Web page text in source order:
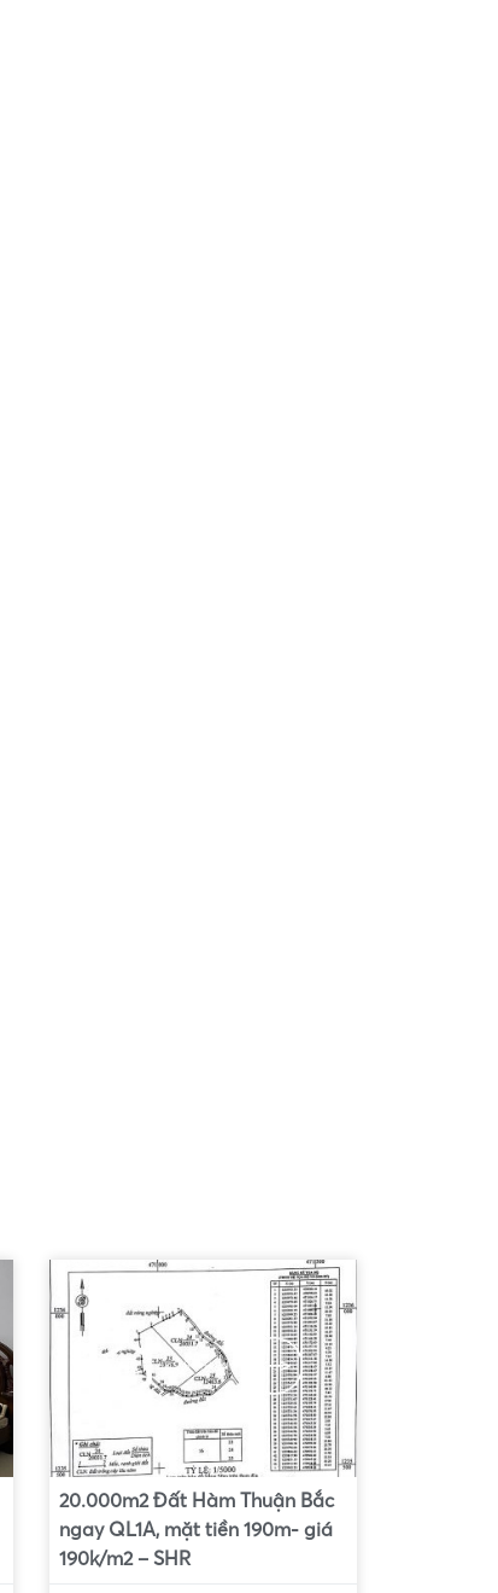
20.000m2 Đất Hàm Thuận Bắc
ngay QL1A, mặt tiền 190m- giá
190k/m2 – SHR